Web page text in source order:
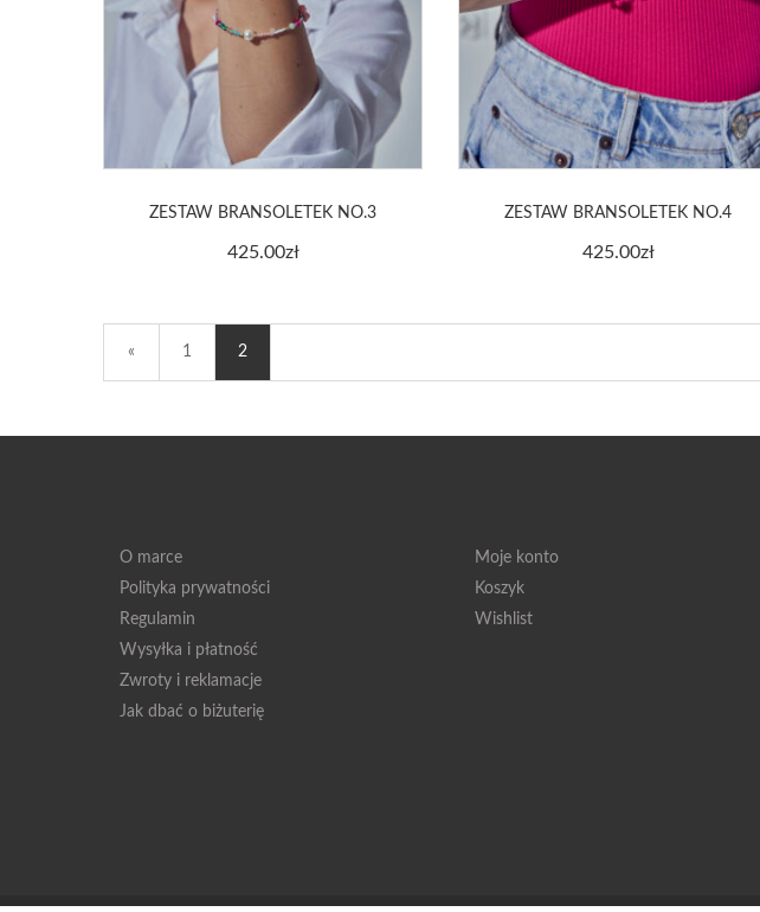
ZESTAW BRANSOLETEK NO.3
425.00zł
ZESTAW BRANSOLETEK NO.4
425.00zł
« 1 2
O marce
Polityka prywatności
Regulamin
Wysyłka i płatność
Zwroty i reklamacje
Jak dbać o biżuterię
Moje konto
Koszyk
Wishlist